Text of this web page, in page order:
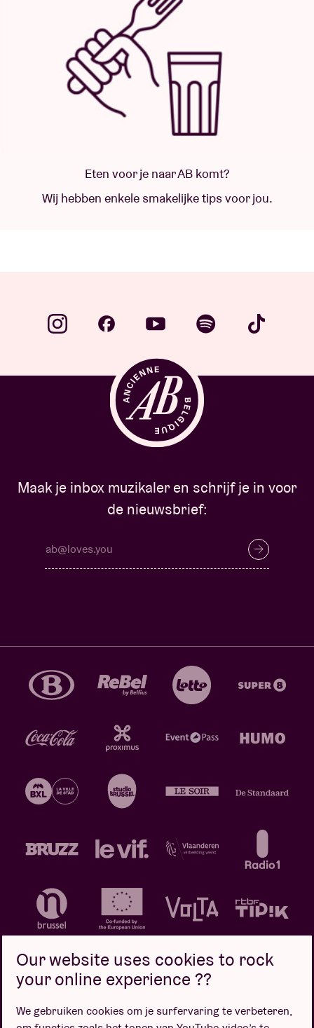
Eten voor je naar AB komt?
Wij hebben enkele smakelijke tips voor jou.
Maak je inbox muzikaler en schrijf je in voor
de nieuwsbrief:
Privacybeleid Cookiebeleid
Verkoopsvoorwaarden
Our website uses cookies to rock
your online experience ??
We gebruiken cookies om je surfervaring te verbeteren,